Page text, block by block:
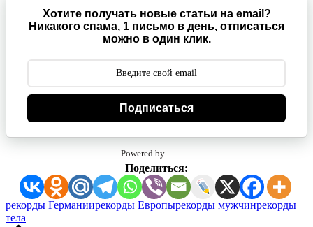
Хотите получать новые статьи на email?
Никакого спама, 1 письмо в день, отписаться
можно в один клик.
Подписаться
Powered by
Поделиться:
Метки:
рекорды Германиирекорды Европырекорды мужчинрекорды
тела